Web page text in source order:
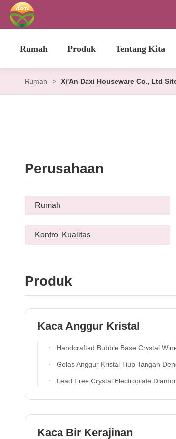
Rumah Produk Tentang Kita
Rumah > Xi'An Daxi Houseware Co., Ltd
Perusahaan
Rumah
Kontrol Kualitas
Produk
Kaca Anggur Kristal
Handcrafted Bubble Base Crystal Wine Glass Goblet Dengan Lead Free Crystal
Gelas Anggur Kristal Tiup Tangan Dengan Gradien Dua Warna Dan Dasar Buram Untuk
Lead Free Crystal Electroplate Diamond Base Wine Glass Set Featuring Modern Art Style Unik
Kaca Bir Kerajinan